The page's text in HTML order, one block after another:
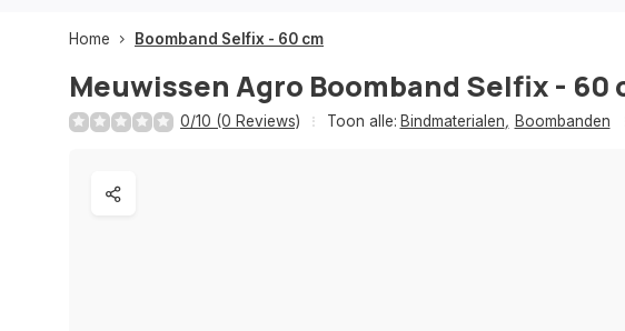
Home Boomband Selfix - 60 cm
Meuwissen Agro Boomband Selfix - 60
0/10 (0 Reviews) Toon alle: Bindmaterialen, Boombanden